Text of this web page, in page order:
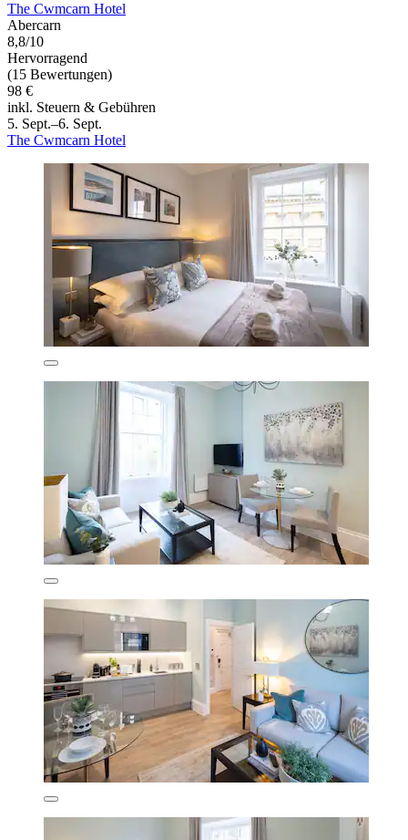
The Cwmcarn Hotel
Abercarn
8,8/10
Hervorragend
(15 Bewertungen)
98 €
inkl. Steuern & Gebühren
5. Sept.–6. Sept.
The Cwmcarn Hotel